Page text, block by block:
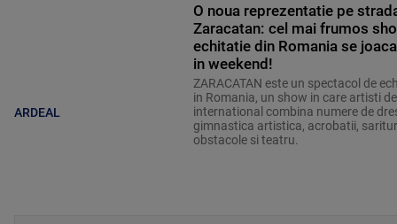
ARDEAL
O noua reprezentatie pe
Zaracatan: cel mai frumos
echitatie din Romania se
in weekend!
ZARACATAN este un spectacol de
in Romania, un show in care artisti
international combina numere de
gimnastica artistica, acrobatii,
obstacole si teatru.